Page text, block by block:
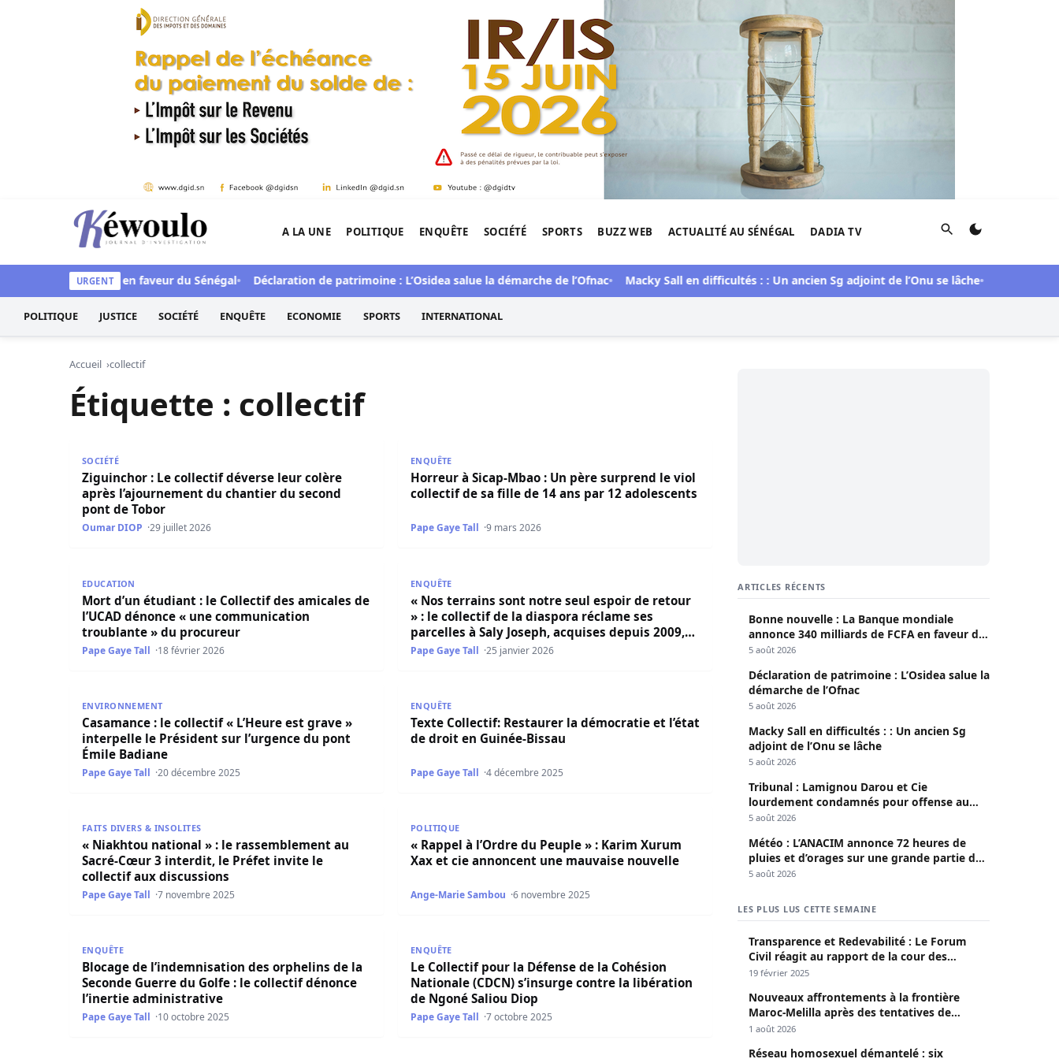
Aller au contenu
Kéwoulo, le premier site d'information et d'investigation de l'Afrique.
A LA UNE POLITIQUE ENQUÊTE SOCIÉTÉ SPORTS BUZZ WEB ACTUALITÉ AU SÉNÉGAL DADIA TV Rechercher
URGENT
milliards de FCFA en faveur du Sénégal Déclaration de patrimoine : L’Osidea salue la démarche de l’Ofnac Macky Sall en difficultés : : Un ancien Sg adjoint de l’Onu se lâche Tribunal :
POLITIQUE JUSTICE SOCIÉTÉ ENQUÊTE ECONOMIE SPORTS INTERNATIONAL
Accueil collectif
Étiquette : collectif
SOCIÉTÉ
Ziguinchor : Le collectif déverse leur colère
après l’ajournement du chantier du second
pont de Tobor
Oumar DIOP 29 juillet 2026
ENQUÊTE
Horreur à Sicap-Mbao : Un père surprend le viol
collectif de sa fille de 14 ans par 12 adolescents
Pape Gaye Tall 9 mars 2026
EDUCATION
Mort d’un étudiant : le Collectif des amicales de
l’UCAD dénonce « une communication
troublante » du procureur
Pape Gaye Tall 18 février 2026
ENQUÊTE
« Nos terrains sont notre seul espoir de retour
» : le collectif de la diaspora réclame ses
parcelles à Saly Joseph, acquises depuis 2009,
et interpelle l’État du Sénégal
Pape Gaye Tall 25 janvier 2026
ENVIRONNEMENT
Casamance : le collectif « L’Heure est grave »
interpelle le Président sur l’urgence du pont
Émile Badiane
Pape Gaye Tall 20 décembre 2025
Texte Collectif: Restaurer la démocratie et l’état de droit en Guinée-Bissau
ENQUÊTE
Texte Collectif: Restaurer la démocratie et l’état
de droit en Guinée-Bissau
Pape Gaye Tall 4 décembre 2025
FAITS DIVERS & INSOLITES
« Niakhtou national » : le rassemblement au
Sacré-Cœur 3 interdit, le Préfet invite le
collectif aux discussions
Pape Gaye Tall 7 novembre 2025
« Rappel à l’Ordre du Peuple » : Karim Xurum Xax et cie annoncent une mauvaise nouvelle
POLITIQUE
« Rappel à l’Ordre du Peuple » : Karim Xurum
Xax et cie annoncent une mauvaise nouvelle
Ange-Marie Sambou 6 novembre 2025
Blocage de l’indemnisation des orphelins de la Seconde Guerre du Golfe : le collectif dénonce l’inertie administrative
ENQUÊTE
Blocage de l’indemnisation des orphelins de la
Seconde Guerre du Golfe : le collectif dénonce
l’inertie administrative
Pape Gaye Tall 10 octobre 2025
Le Collectif pour la Défense de la Cohésion Nationale (CDCN) s’insurge contre la libération de Ngoné Saliou
ENQUÊTE
Le Collectif pour la Défense de la Cohésion
Nationale (CDCN) s’insurge contre la libération
de Ngoné Saliou Diop
Pape Gaye Tall 7 octobre 2025
ARTICLES RÉCENTS
Bonne nouvelle : La Banque mondiale
annonce 340 milliards de FCFA en faveur du
Sénégal
5 août 2026
Déclaration de patrimoine : L’Osidea salue la
démarche de l’Ofnac
5 août 2026
Macky Sall en difficultés : : Un ancien Sg
adjoint de l’Onu se lâche
5 août 2026
Tribunal : Lamignou Darou et Cie
lourdement condamnés pour offense au
chef de l’Etat
5 août 2026
Météo : L’ANACIM annonce 72 heures de
pluies et d’orages sur une grande partie du
pays
5 août 2026
LES PLUS LUS CETTE SEMAINE
Transparence et Redevabilité : Le Forum
Civil réagit au rapport de la cour des
comptes
19 février 2025
Nouveaux affrontements à la frontière
Maroc-Melilla après des tentatives de
passage
1 août 2026
Réseau homosexuel démantelé : six